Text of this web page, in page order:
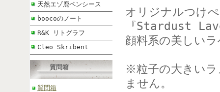
天然エゾ鹿ペンシース
boocoのノート
R&K リトグラフ
Cleo Skribent
質問箱
質問箱
オリジナルつけ
『Stardust
顔料系の美しい
※粒子の大きいラ
ません。